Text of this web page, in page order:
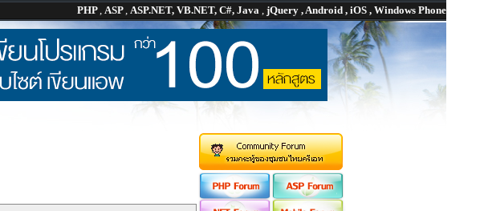
PHP, ASP, ASP.NET, VB.NET, C#, Java , jQuery , Android , iOS , Windows Phone